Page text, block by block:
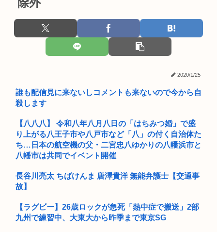
読売新聞さん、販売店が破産 高市早苗応援新聞なのになぜ普通
の日本...
高市早苗、また怪しい経歴が出てくるwww
っている...
⚠WARNING!!⚠生成AIが「新ウイルス」設計 細菌内で増殖...
【再評価】ニューメタル・オルタナメタル=ラウドロック（和
ビニールハウスからシャインマスカット約200房を盗んだ無職
レブル この超絶かっこいいバイクwww問題点は人気すぎてめ
ちゃく...
【すげぇｗ】中華スマホ、遂に9070mAh（そこらの最新スマ
ホの...
タイの学校で14歳少年が銃乱射 祖父母と教師5人などを殺し
【画像】女子高生、市民プールでエグい乳を放り出してしまう
www
辺野古転覆女子生徒死亡事故、遺族が『辺野古転覆事件の全容
解明と再...
除外
2020/1/25
誰も配信見に来ないしコメントも来ないので今から自
殺します
【八八八】 令和八年八月八日の「はちみつ婚」で盛
り上がる八王子市や八戸市など「八」の付く自治体た
ち…日本の航空機の父・二宮忠八ゆかりの八幡浜市と
八幡市は共同でイベント開催
長谷川亮太 ちばけんま 唐澤貴洋 無能弁護士【交通事
故】
【ラグビー】26歳ロックが急死「熱中症で搬送」2部
九州で練習中、大東大から昨季まで東京SG